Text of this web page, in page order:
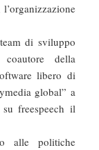
di sviluppo
della
libero di
global” a
freespeech il
alle politiche